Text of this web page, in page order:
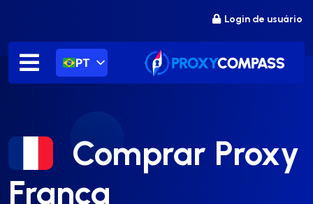
conteúdo
Login de usuário
PT
Comprar Proxy
França